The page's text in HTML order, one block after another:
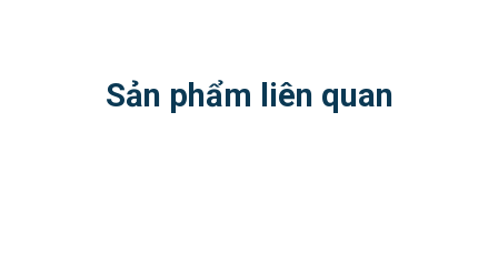
Sản phẩm liên quan